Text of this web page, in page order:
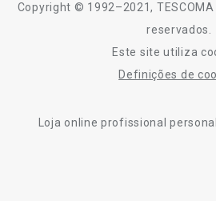
Copyright © 1992–2021,
reservados.
Este site utiliza
Definições de
Loja online profissional